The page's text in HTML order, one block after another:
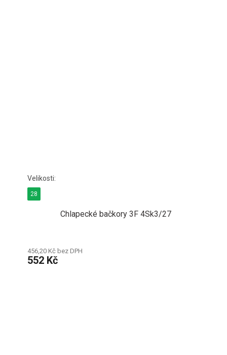
Chlapecké bačkory 3F 4Sk3/27
456,20 Kč bez DPH
552 Kč
28